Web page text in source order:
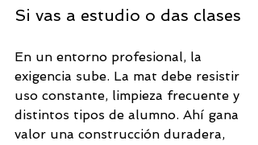
Si vas a estudio o das clases
En un entorno profesional, la
exigencia sube. La mat debe resistir
uso constante, limpieza frecuente y
distintos tipos de alumno. Ahí gana
valor una construcción duradera,